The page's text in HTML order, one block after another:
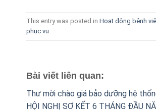
This entry was posted in Hoạt động bệnh
phục vụ
Bài viết liên quan:
Thư mời chào giá bảo dưỡng hệ
HỘI NGHỊ SƠ KẾT 6 THÁNG ĐẦU